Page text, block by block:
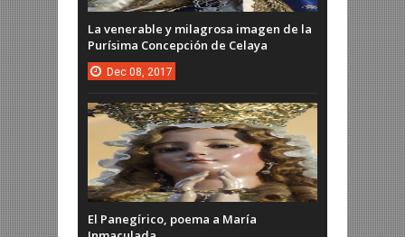
La venerable y milagrosa imagen de la
Purísima Concepción de Celaya
Dec 08, 2017
El Panegírico, poema a María